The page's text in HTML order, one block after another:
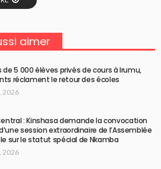
aimer
de 5 000 élèves privés de cours à Irumu,
réclament le retour des écoles
2026
: Kinshasa demande la convocation
session extraordinaire de l’Assemblée
sur le statut spécial de Nkamba
2026